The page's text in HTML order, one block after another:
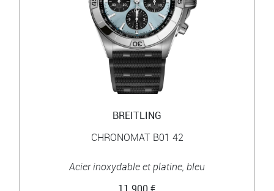
BREITLING
CHRONOMAT B01 42
Acier inoxydable et platine, bleu